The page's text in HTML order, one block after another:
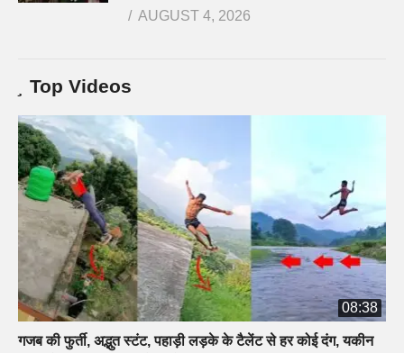
AUGUST 4, 2026
Top Videos
08:38
गजब की फुर्ती, अद्भुत स्टंट, पहाड़ी लड़के के टैलेंट से हर कोई दंग, यकीन